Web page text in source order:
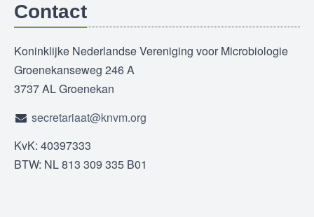
Contact
Koninklijke Nederlandse Vereniging voor Microbiologie
Groenekanseweg 246 A
3737 AL Groenekan
secretariaat@knvm.org
KvK: 40397333
BTW: NL 813 309 335 B01